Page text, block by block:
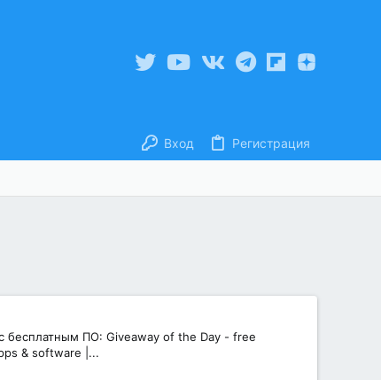
Вход Регистрация
бесплатным ПО: Giveaway of the Day - free
& software |...